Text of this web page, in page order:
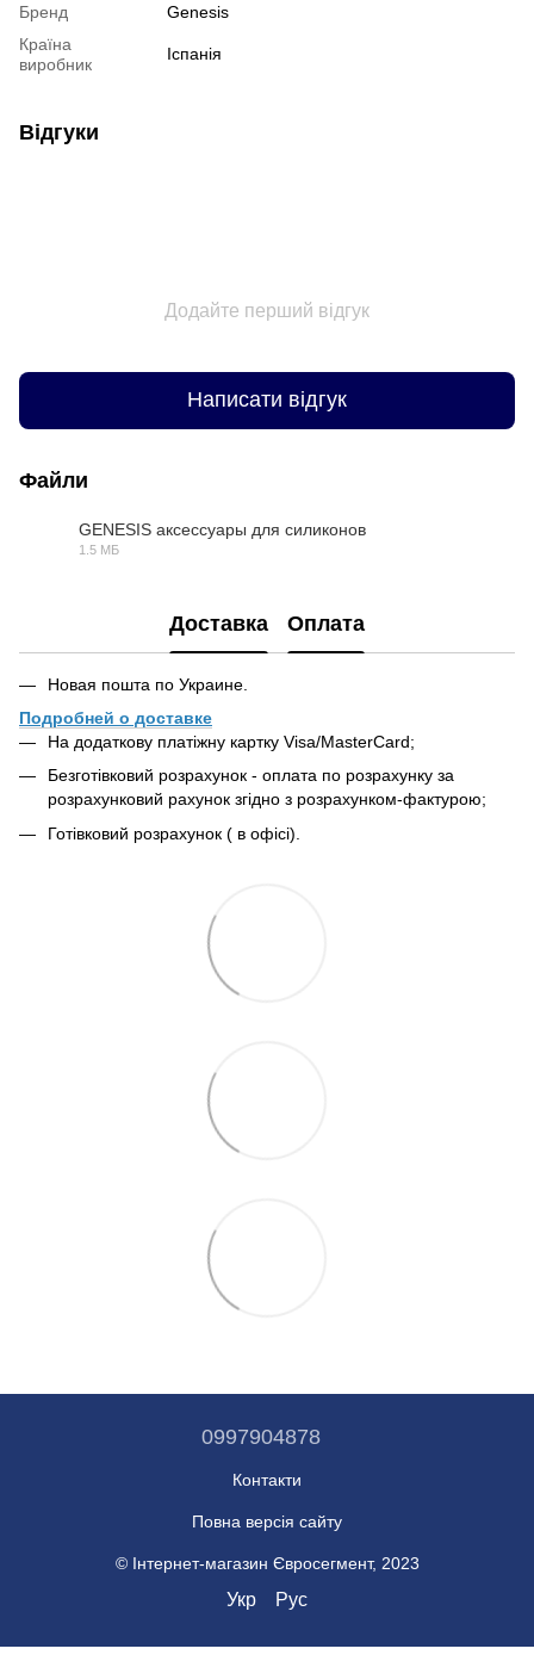
Бренд
Genesis
Країна
виробник
Іспанія
Відгуки
Додайте перший відгук
Написати відгук
Файли
GENESIS аксессуары для силиконов
1.5 МБ
Доставка Оплата
Новая пошта по Украине.
Подробней о доставке
На додаткову платіжну картку Visa/MasterCard;
Безготівковий розрахунок - оплата по розрахунку за
розрахунковий рахунок згідно з розрахунком-фактурою;
Готівковий розрахунок ( в офісі).
0997904878
Контакти
Повна версія сайту
© Інтернет-магазин Євросегмент, 2023
Укр Рус